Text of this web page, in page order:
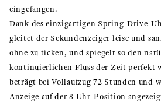
eingefangen.
Dank des einzigartigen Spring-Drive-
gleitet der Sekundenzeiger leise und
ohne zu ticken, und spiegelt so den
kontinuierlichen Fluss der Zeit perfekt
beträgt bei Vollaufzug 72 Stunden und
Anzeige auf der 8 Uhr-Position